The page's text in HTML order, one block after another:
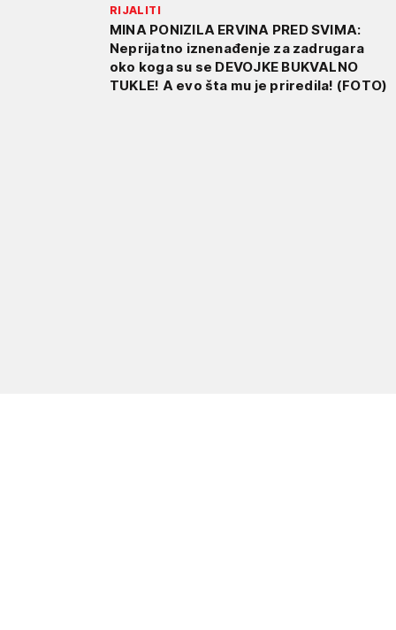
RIJALITI
MINA PONIZILA ERVINA PRED SVIMA:
Neprijatno iznenađenje za zadrugara
oko koga su se DEVOJKE BUKVALNO
TUKLE! A evo šta mu je priredila! (FOTO)